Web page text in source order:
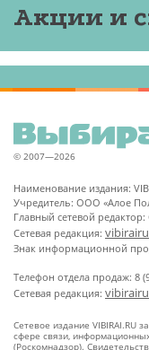
Акции и
© 2007—2026
Наименование издания:
Учредитель: ООО «Алое
Главный сетевой
Сетевая редакция:
Знак информационной
Телефон отдела продаж: 8
Сетевая редакция:
Сетевое издание VIBIRAI.RU
сфере связи,
(Роскомнадзор).